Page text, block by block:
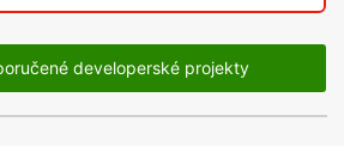
developerské projekty